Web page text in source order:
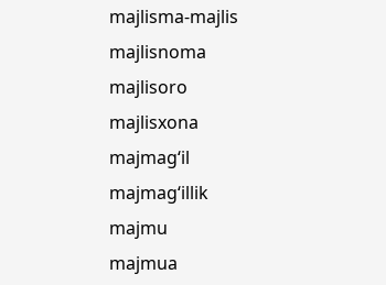
majlisma-majlis
majlisnoma
majlisoro
majlisxona
majmag‘il
majmag‘illik
majmu
majmua